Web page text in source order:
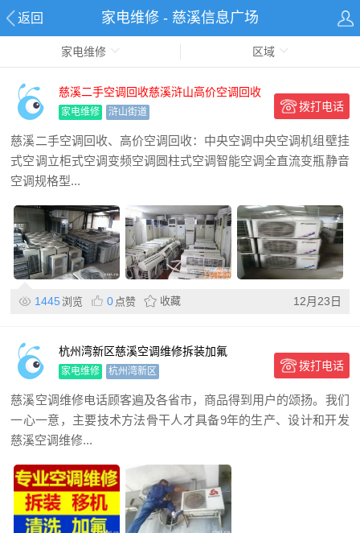
返回 家电维修 - 慈溪信息广场
家电维修 区域
慈溪二手空调回收慈溪浒山高价空调回收
家电维修 浒山街道 拨打电话
慈溪二手空调回收、高价空调回收：中央空调中央空调机组壁挂
式空调立柜式空调变频空调圆柱式空调智能空调全直流变瓶静音
空调规格型...
1445 浏览 0 点赞 收藏 12月23日
杭州湾新区慈溪空调维修拆装加氟
家电维修 杭州湾新区 拨打电话
慈溪空调维修电话顾客遍及各省市，商品得到用户的颂扬。我们
一心一意，主要技术方法骨干人才具备9年的生产、设计和开发
慈溪空调维修...